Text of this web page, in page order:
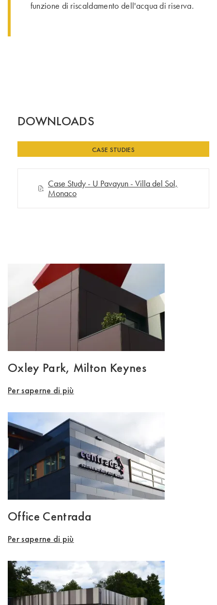
funzione di riscaldamento dell'acqua di riserva.
DOWNLOADS
CASE STUDIES
Case Study - U Pavayun - Villa del Sol,
Monaco
Oxley Park, Milton Keynes
Per saperne di più
Office Centrada
Per saperne di più